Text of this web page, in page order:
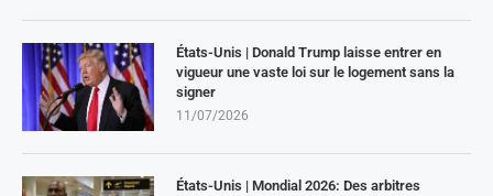
États-Unis | Donald Trump laisse entrer en
vigueur une vaste loi sur le logement sans la
signer
11/07/2026
États-Unis | Mondial 2026: Des arbitres